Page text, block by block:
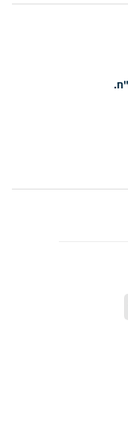
Express